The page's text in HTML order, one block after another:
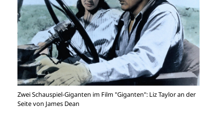
Zwei Schauspiel-Giganten im Film "Giganten": Liz Taylor an der
Seite von James Dean